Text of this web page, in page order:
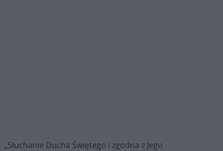
„Słuchanie Ducha Świętego i zgodna z Jego